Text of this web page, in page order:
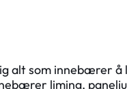
alt som innebærer å
liming,